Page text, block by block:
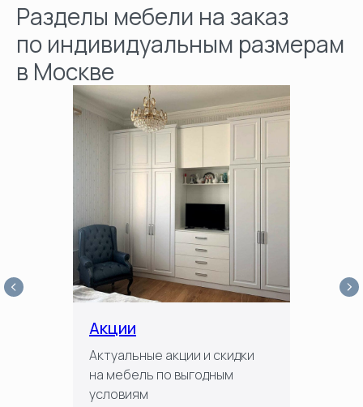
Разделы мебели на заказ
по индивидуальным размерам
в Москве
Акции
Актуальные акции и скидки
на мебель по выгодным
условиям